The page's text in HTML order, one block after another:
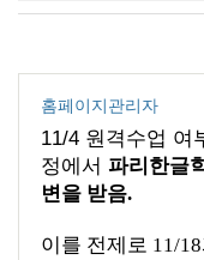
홈페이지관리자
11/4 원격수업 여
정에서 파리한글
변을 받음.
이를 전제로 11/18